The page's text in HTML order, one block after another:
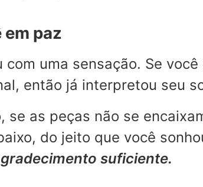
em paz
uma sensação. Se
então já interpretou seu
se as peças não se
do jeito que você
suficiente.